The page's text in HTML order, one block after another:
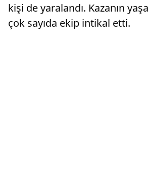
kişi de yaralandı. Kazanın
çok sayıda ekip intikal etti.